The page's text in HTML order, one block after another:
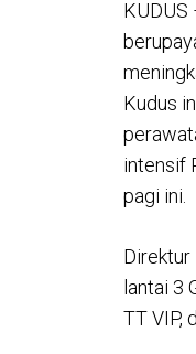
KUDUS
Kudus
intensif
pagi ini.
Direktur
lantai 3
TT VIP,